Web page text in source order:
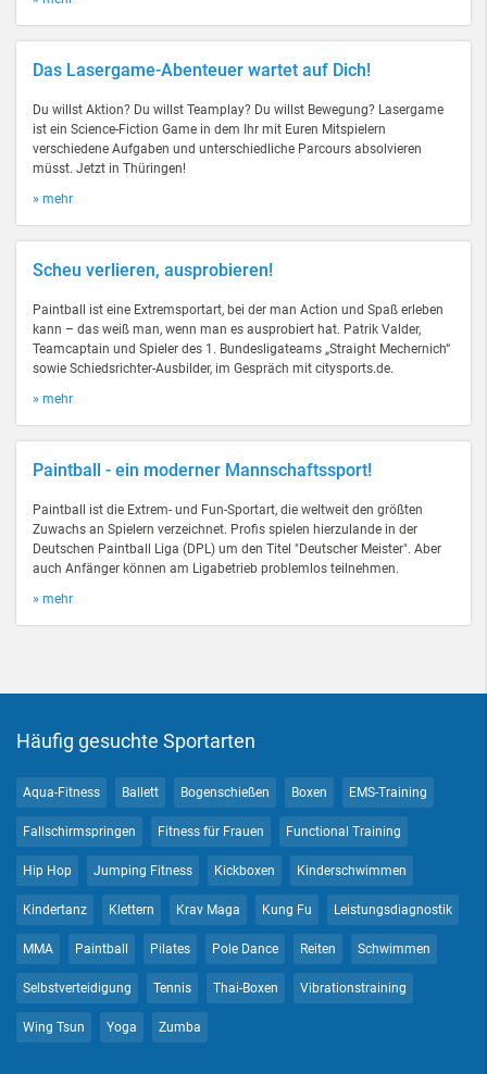
Das Lasergame-Abenteuer wartet auf Dich!
Du willst Aktion? Du willst Teamplay? Du willst Bewegung? Lasergame
ist ein Science-Fiction Game in dem Ihr mit Euren Mitspielern
verschiedene Aufgaben und unterschiedliche Parcours absolvieren
müsst. Jetzt in Thüringen!
» mehr
Scheu verlieren, ausprobieren!
Paintball ist eine Extremsportart, bei der man Action und Spaß erleben
kann – das weiß man, wenn man es ausprobiert hat. Patrik Valder,
Teamcaptain und Spieler des 1. Bundesligateams „Straight Mechernich“
sowie Schiedsrichter-Ausbilder, im Gespräch mit citysports.de.
» mehr
Paintball - ein moderner Mannschaftssport!
Paintball ist die Extrem- und Fun-Sportart, die weltweit den größten
Zuwachs an Spielern verzeichnet. Profis spielen hierzulande in der
Deutschen Paintball Liga (DPL) um den Titel "Deutscher Meister". Aber
auch Anfänger können am Ligabetrieb problemlos teilnehmen.
» mehr
Häufig gesuchte Sportarten
Aqua-Fitness Ballett Bogenschießen Boxen EMS-Training
Fallschirmspringen Fitness für Frauen Functional Training
Hip Hop Jumping Fitness Kickboxen Kinderschwimmen
Kindertanz Klettern Krav Maga Kung Fu Leistungsdiagnostik
MMA Paintball Pilates Pole Dance Reiten Schwimmen
Selbstverteidigung Tennis Thai-Boxen Vibrationstraining
Wing Tsun Yoga Zumba